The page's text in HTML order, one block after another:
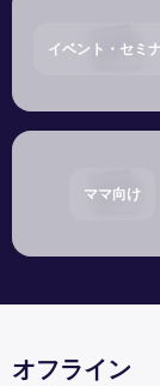
イベント・セミ
ママ向け
オフライン